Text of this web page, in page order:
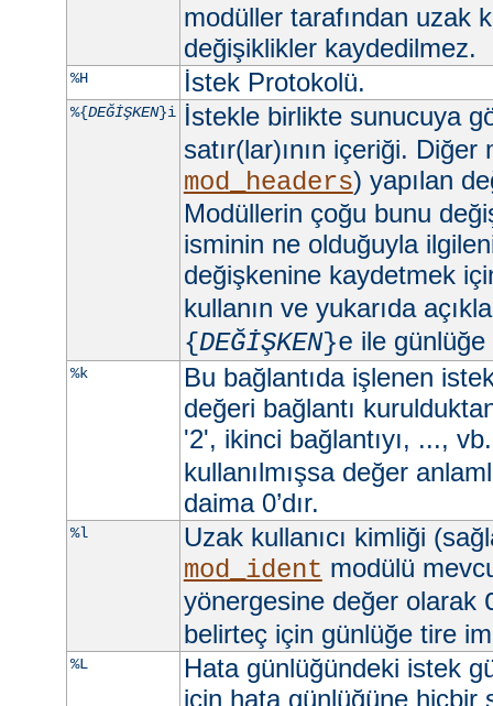
modüller tarafından uzak
değişiklikler kaydedilmez.
%H İstek Protokolü.
%{DEĞİŞKEN}i İstekle birlikte sunucuya
satır(lar)ının içeriği.
mod_headers) yapılan
Modüllerin çoğu bunu
isminin ne olduğuyla
değişkenine kaydetmek
kullanın ve yukarıda
{DEĞİŞKEN}e ile
%k
Bu bağlantıda işlenen
değeri bağlantı
'2', ikinci bağlantıyı, ...,
kullanılmışsa değer
daima 0’dır.
%l
Uzak kullanıcı kimliği
mod_ident modülü
yönergesine değer olarak
belirteç için günlüğe tire
%L
Hata günlüğündeki istek
için hata günlüğüne hiçbir